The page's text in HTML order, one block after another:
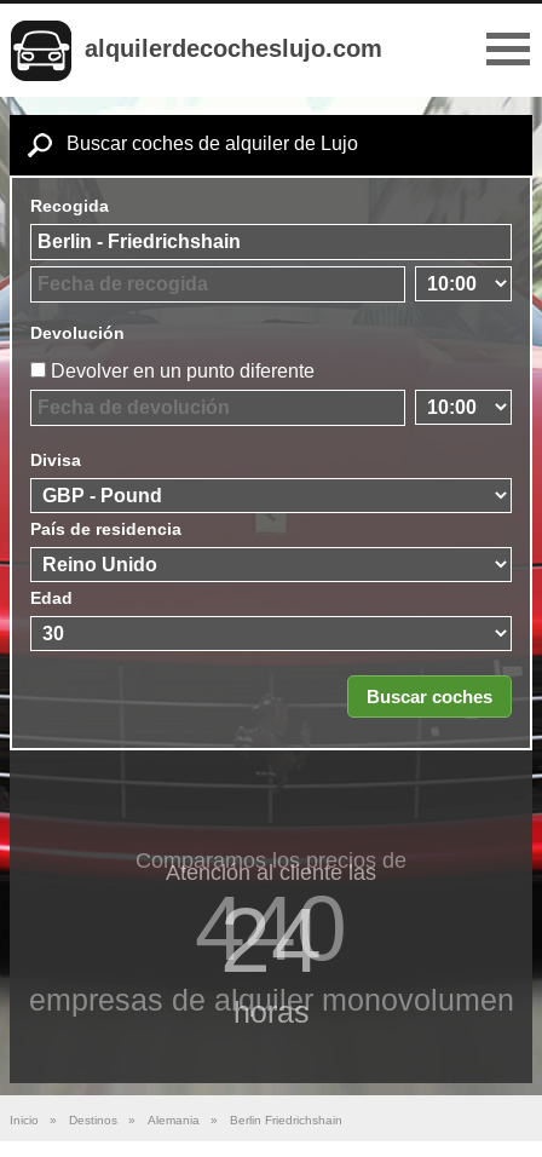
alquilerdecocheslujo.com
Buscar coches de alquiler de Lujo
Recogida
Devolución
Devolver en un punto diferente
Divisa
País de residencia
Edad
Comparamos los precios de
440
empresas de alquiler monovolumen
Atención al cliente las
24
horas
Inicio » Destinos » Alemania » Berlin Friedrichshain